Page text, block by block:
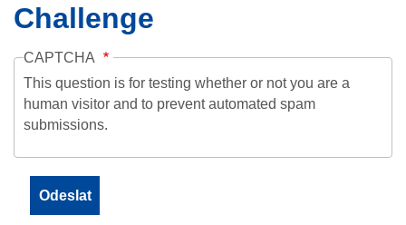
Challenge
CAPTCHA
This question is for testing whether or not you are a
human visitor and to prevent automated spam
submissions.